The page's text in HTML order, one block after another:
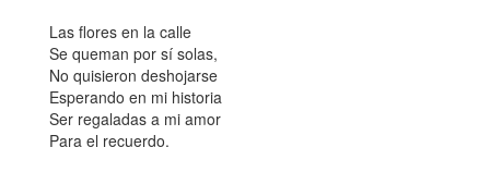
Las flores en la calle
Se queman por sí solas,
No quisieron deshojarse
Esperando en mi historia
Ser regaladas a mi amor
Para el recuerdo.